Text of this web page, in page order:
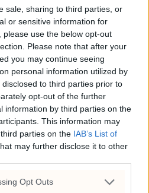
sale, sharing to third parties, or
or sensitive information for
use the below opt-out
Please note that after your
you may continue seeing
personal information utilized by
to third parties prior to
opt-out of the further
information by third parties on the
This information may
parties on the IAB’s List of
may further disclose it to other
Opt Outs
21:14